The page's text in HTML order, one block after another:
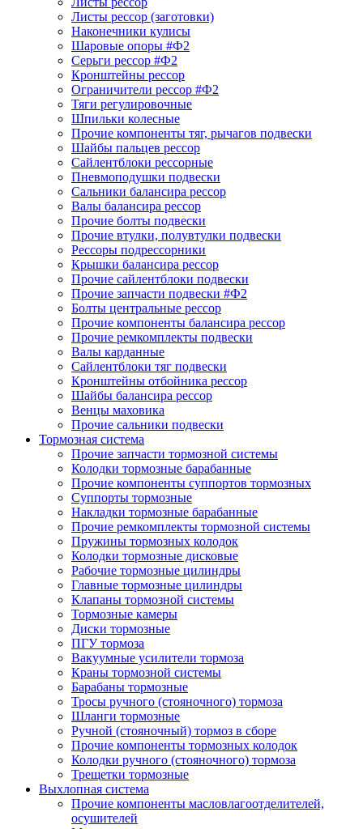
Листы рессор (заготовки)
Наконечники кулисы
Шаровые опоры #Ф2
Серьги рессор #Ф2
Кронштейны рессор
Ограничители рессор #Ф2
Тяги регулировочные
Шпильки колесные
Прочие компоненты тяг, рычагов подвески
Шайбы пальцев рессор
Сайлентблоки рессорные
Пневмоподушки подвески
Сальники балансира рессор
Валы балансира рессор
Прочие болты подвески
Прочие втулки, полувтулки подвески
Рессоры подрессорники
Крышки балансира рессор
Прочие сайлентблоки подвески
Прочие запчасти подвески #Ф2
Болты центральные рессор
Прочие компоненты балансира рессор
Прочие ремкомплекты подвески
Валы карданные
Сайлентблоки тяг подвески
Кронштейны отбойника рессор
Шайбы балансира рессор
Венцы маховика
Прочие сальники подвески
Тормозная система
Прочие запчасти тормозной системы
Колодки тормозные барабанные
Прочие компоненты суппортов тормозных
Суппорты тормозные
Накладки тормозные барабанные
Прочие ремкомплекты тормозной системы
Пружины тормозных колодок
Колодки тормозные дисковые
Рабочие тормозные цилиндры
Главные тормозные цилиндры
Клапаны тормозной системы
Тормозные камеры
Диски тормозные
ПГУ тормоза
Вакуумные усилители тормоза
Краны тормозной системы
Барабаны тормозные
Тросы ручного (стояночного) тормоза
Шланги тормозные
Ручной (стояночный) тормоз в сборе
Прочие компоненты тормозных колодок
Колодки ручного (стояночного) тормоза
Трещетки тормозные
Выхлопная система
Прочие компоненты масловлагоотделителей,
осушителей